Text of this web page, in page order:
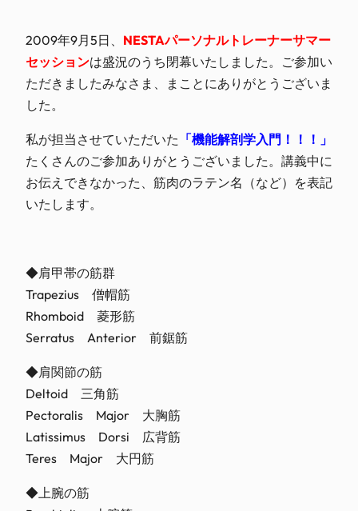
2009年9月5日、 NESTAパーソナルトレーナーサマー
セッションは盛況のうち閉幕いたしました。ご参加い
ただきましたみなさま、まことにありがとうございま
した。
私が担当させていただいた 「機能解剖学入門！！！」
たくさんのご参加ありがとうございました。講義中に
お伝えできなかった、筋肉のラテン名（など）を表記
いたします。
◆肩甲帯の筋群
Trapezius 僧帽筋
Rhomboid 菱形筋
Serratus Anterior 前鋸筋
◆肩関節の筋
Deltoid 三角筋
Pectoralis Major 大胸筋
Latissimus Dorsi 広背筋
Teres Major 大円筋
◆上腕の筋